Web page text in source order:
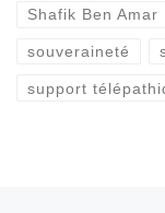
Shafik Ben Amar
souveraineté
support